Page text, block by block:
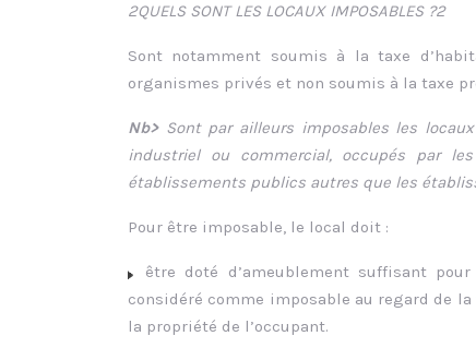
2QUELS SONT LES LOCAUX IMPOSABLES ?2
Sont notamment soumis à la taxe
organismes privés et non soumis à la taxe
Nb>Sont par ailleurs imposables les
industriel ou commercial, occupés par
établissements publics autres que les
Pour être imposable, le local doit :
être doté d’ameublement suffisant
considéré comme imposable au regard de la
la propriété de l’occupant.